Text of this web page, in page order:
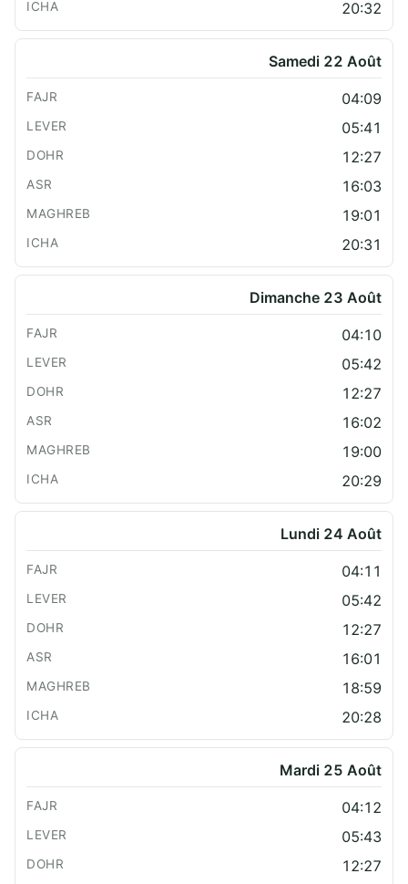
20:32
Samedi 22 Août
04:09
05:41
12:27
16:03
19:01
20:31
Dimanche 23 Août
04:10
05:42
12:27
16:02
19:00
20:29
Lundi 24 Août
04:11
05:42
12:27
16:01
18:59
20:28
Mardi 25 Août
04:12
05:43
12:27